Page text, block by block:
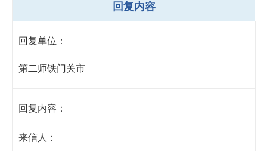
回复内容
回复单位：
第二师铁门关市
回复内容：
来信人：